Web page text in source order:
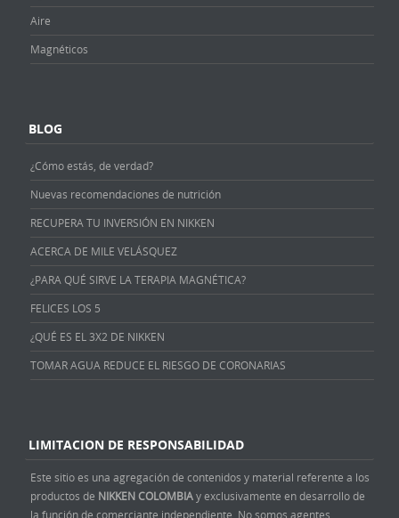
Aire
Magnéticos
BLOG
¿Cómo estás, de verdad?
Nuevas recomendaciones de nutrición
RECUPERA TU INVERSIÓN EN NIKKEN
ACERCA DE MILE VELÁSQUEZ
¿PARA QUÉ SIRVE LA TERAPIA MAGNÉTICA?
FELICES LOS 5
¿QUÉ ES EL 3X2 DE NIKKEN
TOMAR AGUA REDUCE EL RIESGO DE CORONARIAS
LIMITACION DE RESPONSABILIDAD
Este sitio es una agregación de contenidos y material referente a los
productos de NIKKEN COLOMBIAy exclusivamente en desarrollo de
la función de comerciante independiente. No somos agentes,